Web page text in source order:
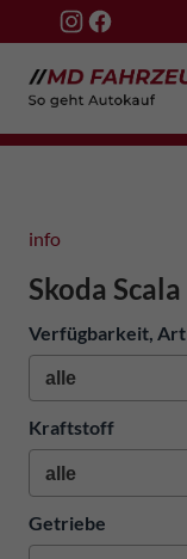
info
Skoda Scala
Verfügbarkeit, Art
Kraftstoff
Getriebe